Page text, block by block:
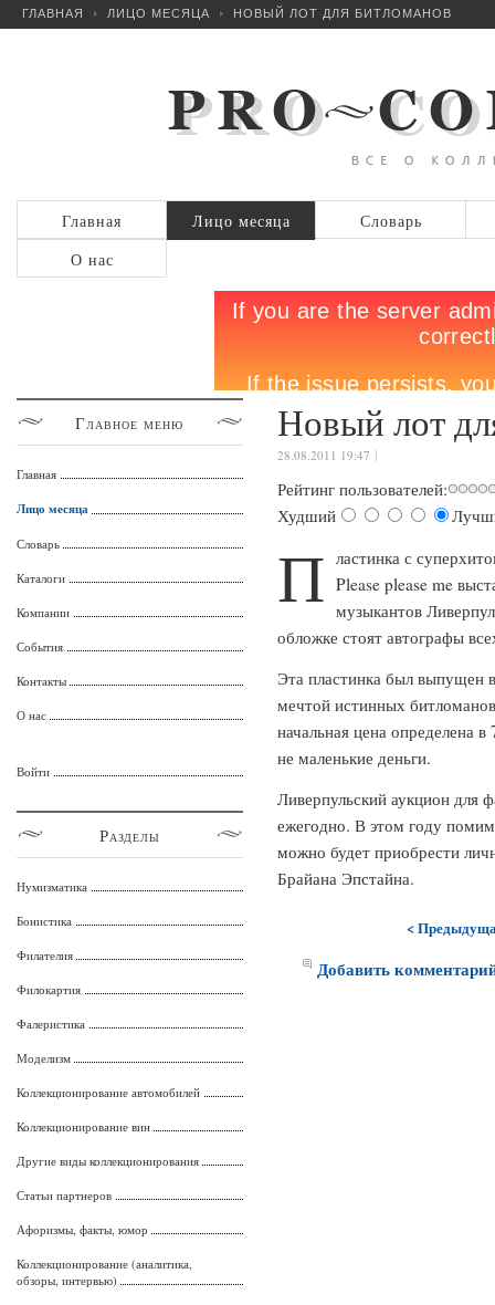
ГЛАВНАЯ ЛИЦО МЕСЯЦА НОВЫЙ ЛОТ ДЛЯ БИТЛОМАНОВ
Главная Лицо месяца
Словарь
О нас
Новый лот
28.08.2011 19:47
Рейтинг пользователей:
Худший
П ластинка с
Please please me
музыкантов
обложке стоят автографы
Эта пластинка был выпущен
мечтой истинных
начальная цена определена
не маленькие деньги.
Ливерпульский аукцион для
ежегодно. В этом году
можно будет приобрести
Брайана Эпстайна.
<
Добавить
Главное меню
Главная
Лицо месяца
Словарь
Каталоги
Компании
События
Контакты
О нас
Войти
Разделы
Нумизматика
Бонистика
Филателия
Филокартия
Фалеристика
Моделизм
Коллекционирование автомобилей
Коллекционирование вин
Другие виды коллекционирования
Статьи партнеров
Афоризмы, факты, юмор
Коллекционирование (аналитика,
обзоры, интервью)